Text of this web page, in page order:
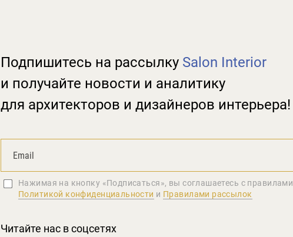
Подпишитесь на рассылку Salon Interior
и получайте новости и аналитику
для архитекторов и дизайнеров интерьера!
Нажимая на кнопку «Подписаться», вы соглашаетеcь с правилами
Политикой конфиденциальности и Правилами рассылок
Читайте нас в соцсетях